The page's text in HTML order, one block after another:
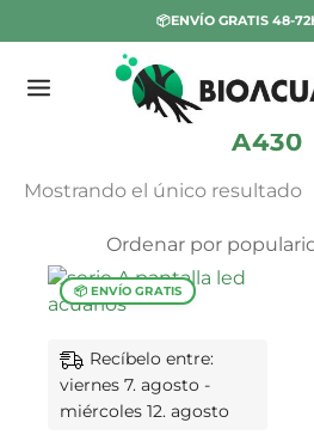
al
📦ENVÍO GRATIS 48-
Inicio / Productos etiquetados
A430
Mostrando el único resultado
Recíbelo entre:
viernes 7. agosto -
miércoles 12. agosto
E
a
o